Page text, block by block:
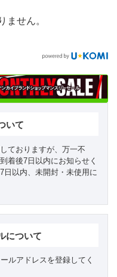
ません。
いて
ておりますが、万一不
着後7日以内にお知らせく
日以内、未開封・未使用に
について
ルアドレスを登録してく